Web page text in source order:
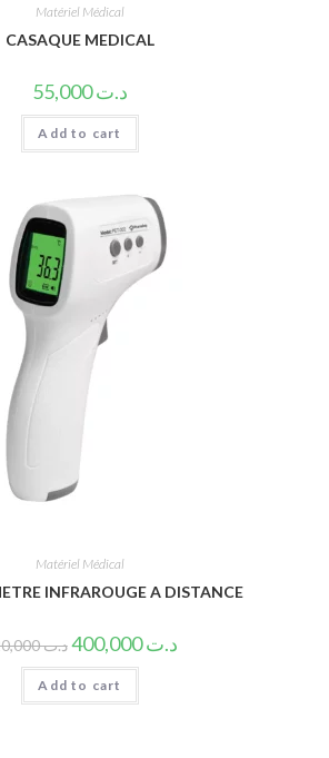
Matériel Médical
CASAQUE MEDICAL
د.ت55,000
Add to cart
Matériel Médical
INFRAROUGE A DISTANCE
د.ت420,000 د.ت400,000
Add to cart